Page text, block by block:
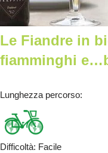
Le Fiandre in
fiamminghi
Lunghezza percorso:
Difficoltà: Facile